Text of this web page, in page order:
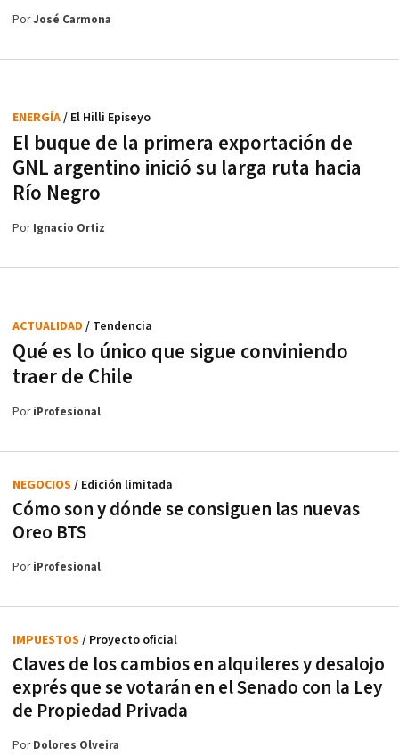
PorJosé Carmona
El buque de la primera exportación de
GNL argentino inició su larga ruta hacia
Río Negro
ENERGÍA/ El Hilli Episeyo
PorIgnacio Ortiz
Qué es lo único que sigue conviniendo
traer de Chile
ACTUALIDAD / Tendencia
PoriProfesional
Cómo son y dónde se consiguen las nuevas
Oreo BTS
NEGOCIOS / Edición limitada
PoriProfesional
Claves de los cambios en alquileres y desalojo
exprés que se votarán en el Senado con la Ley
de Propiedad Privada
IMPUESTOS / Proyecto oficial
PorDolores Olveira